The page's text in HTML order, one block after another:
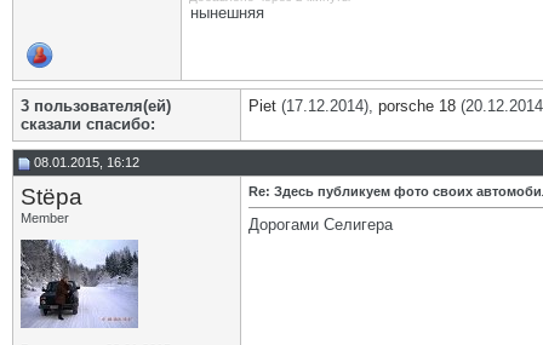
нынешняя
3 пользователя(ей)
сказали cпасибо:
Piet (17.12.2014), porsche 18
08.01.2015, 16:12
Stёpa
Member
Re: Здесь публикуем фото своих
Дорогами Селигера